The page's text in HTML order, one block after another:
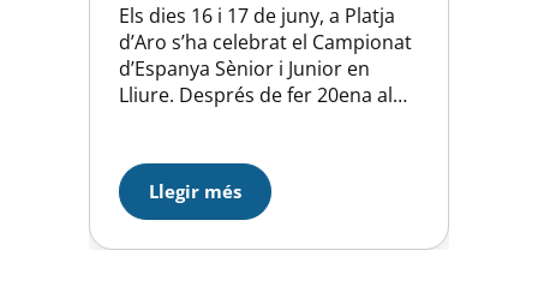
Els dies 16 i 17 de juny, a Platja
d’Aro s’ha celebrat el Campionat
d’Espanya Sènior i Junior en
Lliure. Després de fer 20ena al
acaba 11ena. La guanyadora ha
estat Monica Gimeno del CP
Mollerusa i el podi l’ha completat
Carla Escrich, del Caldes…
Llegir més